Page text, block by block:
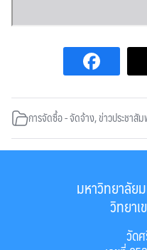
การจัดซื้อ - จัดจ้าง,ข่าวประชาสั
มหาวิทยาลัย
วิทยา
วัด